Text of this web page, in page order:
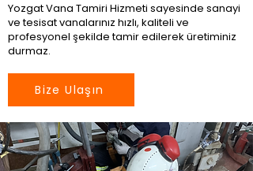
Yozgat Vana Tamiri Hizmeti sayesinde sanayi
ve tesisat vanalarınız hızlı, kaliteli ve
profesyonel şekilde tamir edilerek üretiminiz
durmaz.
Bize Ulaşın